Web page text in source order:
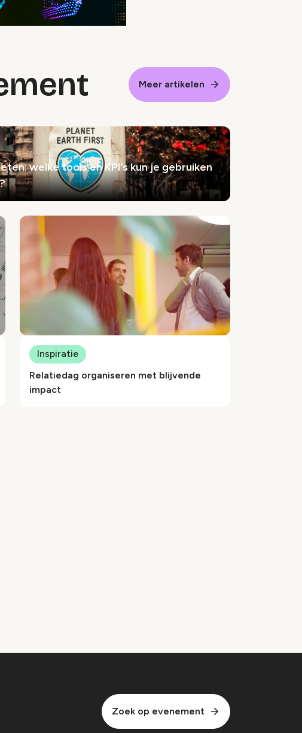
Meer artikelen
welke tools en KPI’s kun je gebruiken
Relatiedag organiseren met blijvende
impact
Inspiratie
Zoek op evenement